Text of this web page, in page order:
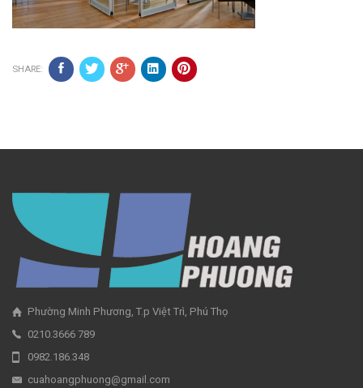
SHARE:
Phường Minh Phương, T.p Việt Trì, Phú Thọ
0210.3666 789
0982.186.348
cuahoangphuong@gmail.com